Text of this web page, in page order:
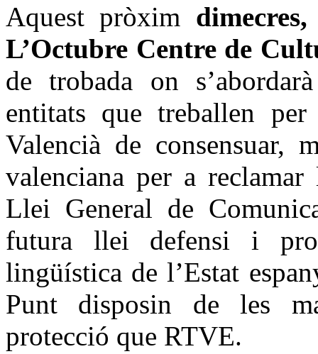
Aquest pròxim
L’Octubre Centre de
de trobada on
entitats que treballen
Valencià de consensuar,
valenciana per a
Llei General de
futura llei defensi i
lingüística de l’Estat
Punt disposin de les
protecció que RTVE.